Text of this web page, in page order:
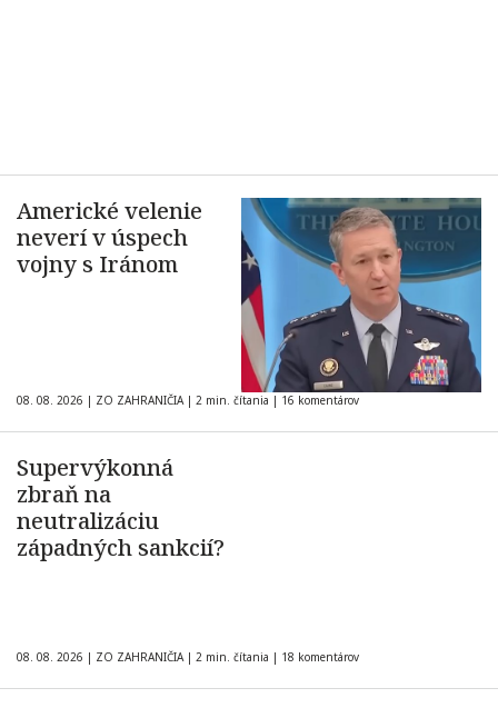
Americké velenie
neverí v úspech
vojny s Iránom
08. 08. 2026 | ZO ZAHRANIČIA | 2 min. čítania | 16 komentárov
Supervýkonná
zbraň na
neutralizáciu
západných sankcií?
08. 08. 2026 | ZO ZAHRANIČIA | 2 min. čítania | 18 komentárov